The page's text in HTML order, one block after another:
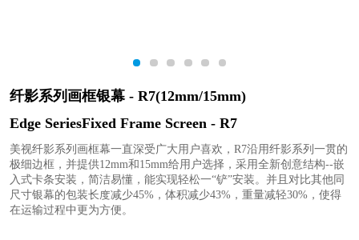
1 2 3 4 5 6
纤影系列画框银幕 - R7(12mm/15mm)
Edge SeriesFixed Frame Screen - R7
美视纤影系列画框幕一直深受广大用户喜欢，R7沿用纤影系列一贯的
极细边框，并提供12mm和15mm给用户选择，采用全新创意结构--嵌
入式卡条安装，简洁易懂，能实现轻松一“铲”安装。并且对比其他同
尺⼨银幕的包装⻓度减少45%，体积减少43%，重量减轻30%，使得
在运输过程中更为方便。